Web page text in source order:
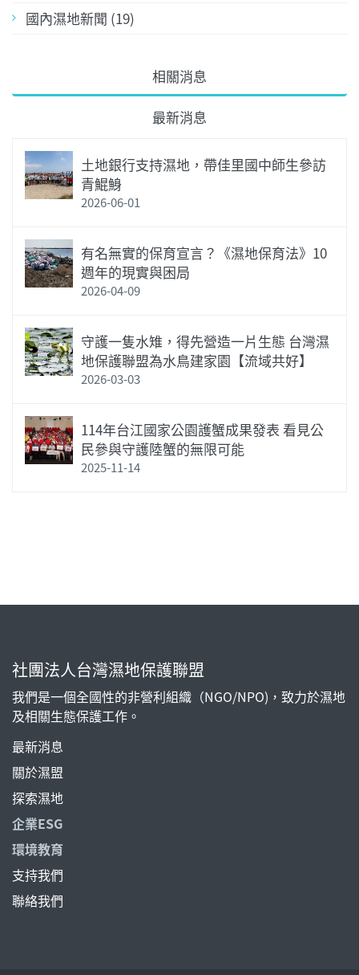
國內濕地新聞 (19)
相關消息
最新消息
土地銀行支持濕地，帶佳里國中師生參訪
青鯤鯓
2026-06-01
有名無實的保育宣言？《濕地保育法》10
週年的現實與困局
2026-04-09
守護一隻水雉，得先營造一片生態 台灣濕
地保護聯盟為水鳥建家園【流域共好】
2026-03-03
114年台江國家公園護蟹成果發表 看見公
民參與守護陸蟹的無限可能
2025-11-14
社團法人台灣濕地保護聯盟
我們是一個全國性的非營利組織（NGO/NPO)，致力於濕地
及相關生態保護工作。
最新消息
關於濕盟
探索濕地
企業ESG
環境教育
支持我們
聯絡我們